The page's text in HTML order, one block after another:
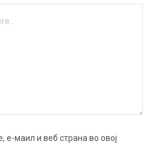
е-маил и веб страна во овој